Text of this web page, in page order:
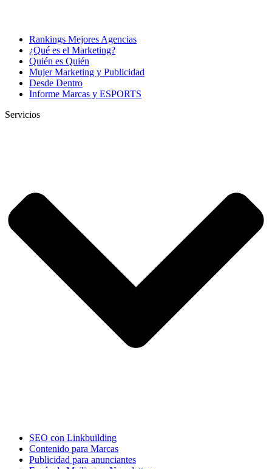
Rankings Mejores Agencias
¿Qué es el Marketing?
Quién es Quién
Mujer Marketing y Publicidad
Desde Dentro
Informe Marcas y ESPORTS
Servicios
SEO con Linkbuilding
Contenido para Marcas
Publicidad para anunciantes